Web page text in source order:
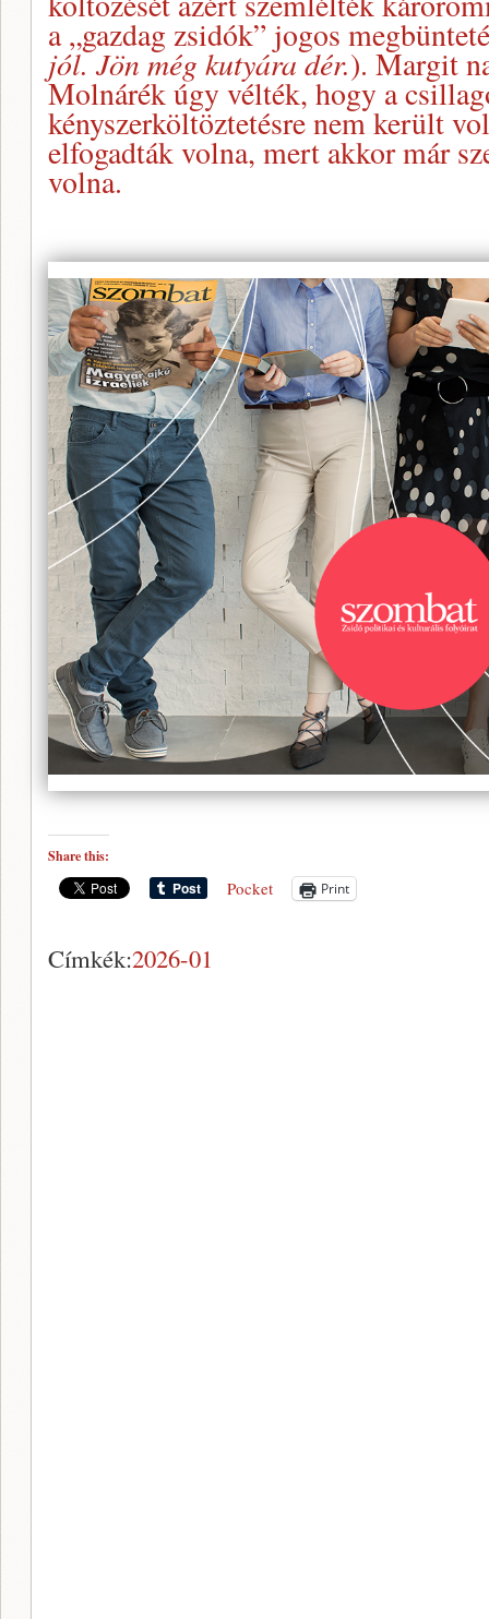
a „gazdag zsidók” jogos
jól. Jön még kutyára dér.). Margit
Molnárék úgy vélték, hogy a
kényszerköltöztetésre nem került
elfogadták volna, mert akkor már
volna.
Share this:
Pocket Print
Címkék:2026-01